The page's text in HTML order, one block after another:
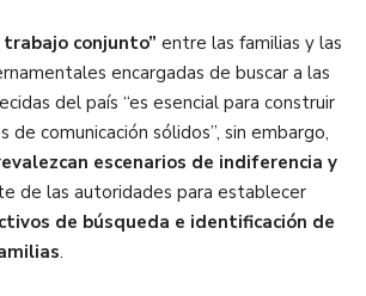
trabajo conjunto” entre las familias y las
encargadas de buscar a las
del país “es esencial para construir
de comunicación sólidos”, sin embargo,
escenarios de indiferencia y
de las autoridades para establecer
de búsqueda e identificación de
.